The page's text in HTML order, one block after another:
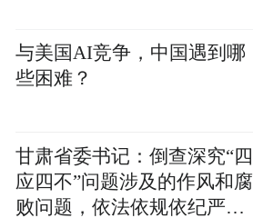
与美国AI竞争，中国遇到哪
些困难？
甘肃省委书记：倒查深究“四
应四不”问题涉及的作风和腐
败问题，依法依规依纪严肃